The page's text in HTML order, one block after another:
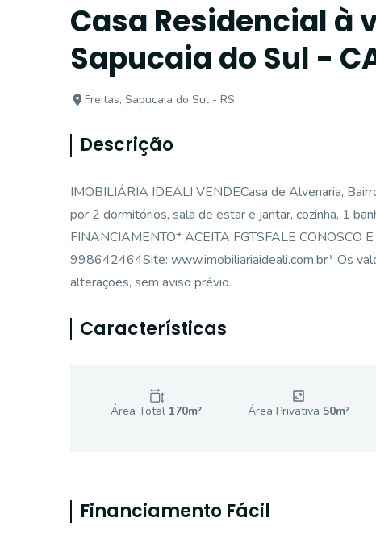
Casa Residencial à
Sapucaia do Sul -
Freitas, Sapucaia do Sul - RS
Descrição
IMOBILIÁRIA IDEALI VENDECasa de Alvenaria,
por 2 dormitórios, sala de estar e jantar, cozinha, 1
FINANCIAMENTO* ACEITA FGTSFALE
998642464Site: www.imobiliariaideali.com.br* Os
alterações, sem aviso prévio.
Características
Área Total 170m² Área Privativa 50m²
Financiamento Fácil